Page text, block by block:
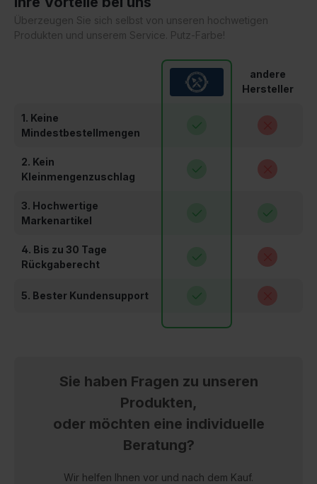
Überzeugen Sie sich selbst von unseren hochwetigen
Produkten und unserem Service. Putz-Farbe!
andere
Hersteller
1. Keine
Mindestbestellmengen
2. Kein
Kleinmengenzuschlag
3. Hochwertige
Markenartikel
4. Bis zu 30 Tage
Rückgaberecht
5. Bester Kundensupport
Sie haben Fragen zu unseren
Produkten,
oder möchten eine individuelle
Beratung?
Wir helfen Ihnen vor und nach dem Kauf.